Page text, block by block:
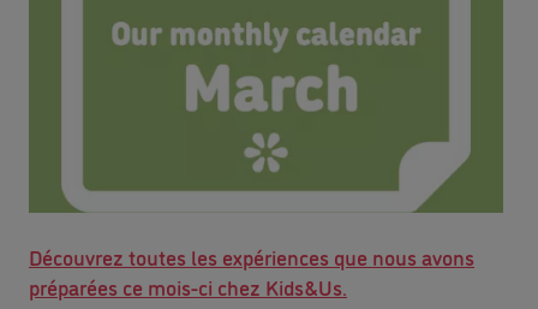
Découvrez toutes les expériences que nous avons
préparées ce mois-ci chez Kids&Us.